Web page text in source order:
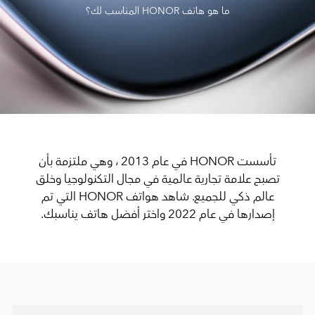
ما هو هاتف HONOR المناسب لك؟
تأسست HONOR في عام 2013 ، وهي ملتزمة بأن
تصبح علامة تجارية عالمية في مجال التكنولوجيا وخلق
عالم ذكي للجميع. شاهد هواتف HONOR التي تم
إصدارها في عام 2022 واختر أفضل هاتف يناسبك.